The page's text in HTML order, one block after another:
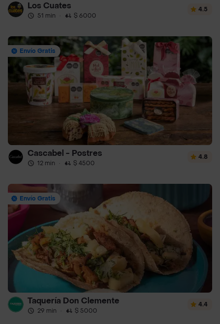
Los Cuates
51 min · $ 6000
4.5
Envío Gratis
Cascabel - Postres
12 min · $ 4500
4.8
Envío Gratis
Taquería Don Clemente
29 min · $ 5000
4.4